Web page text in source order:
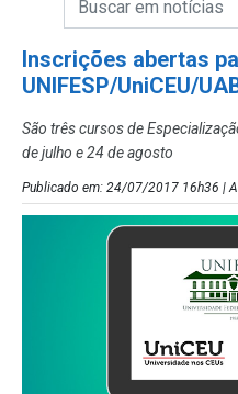
Inscrições abertas
UNIFESP/UniCEU/
São três cursos de
de julho e 24 de agosto
Publicado em: 24/07/2017 16h36 |